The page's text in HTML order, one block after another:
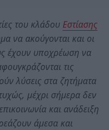
του κλάδου Εστίασης
να ακούγονται και οι
έχουν υποχρέωση να
τις
λύσεις στα ζητήματα
μέχρι σήμερα δεν
και ανάδειξη
άμεσα και